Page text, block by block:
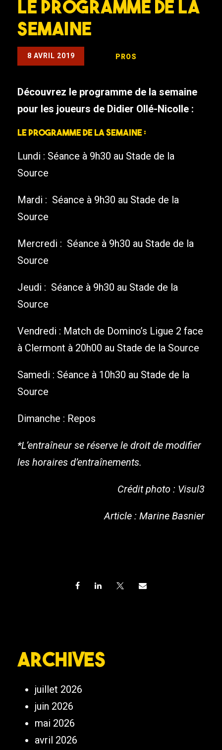
Le programme de la
semaine
8 AVRIL 2019 PROS
Découvrez le programme de la semaine
pour les joueurs de Didier Ollé-Nicolle :
Le programme de la semaine :
Lundi : Séance à 9h30 au Stade de la
Source
Mardi : Séance à 9h30 au Stade de la
Source
Mercredi : Séance à 9h30 au Stade de la
Source
Jeudi : Séance à 9h30 au Stade de la
Source
Vendredi : Match de Domino’s Ligue 2 face
à Clermont à 20h00 au Stade de la Source
Samedi : Séance à 10h30 au Stade de la
Source
Dimanche : Repos
*L’entraîneur se réserve le droit de modifier
les horaires d’entraînements.
Crédit photo : Visul3
Article : Marine Basnier
Archives
juillet 2026
juin 2026
mai 2026
avril 2026